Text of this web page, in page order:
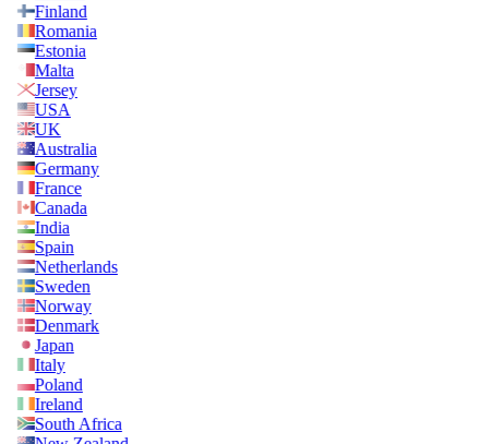
Finland
Romania
Estonia
Malta
Jersey
USA
UK
Australia
Germany
France
Canada
India
Spain
Netherlands
Sweden
Norway
Denmark
Japan
Italy
Poland
Ireland
South Africa